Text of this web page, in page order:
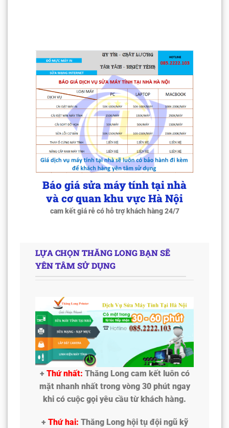
Báo giá sửa máy tính tại nhà
và cơ quan khu vực Hà Nội
cam kết giá rẻ có hỗ trợ khách hàng 24/7
LỰA CHỌN THĂNG LONG BẠN SẼ
YÊN TÂM SỬ DỤNG
+ Thứ nhất: Thăng Long cam kết luôn có
mặt nhanh nhất trong vòng 30 phút ngay
khi có cuộc gọi yêu cầu từ khách hàng.
+ Thứ hai: Thăng Long hội tụ đội ngũ kỹ